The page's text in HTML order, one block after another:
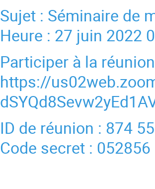
Sujet : Séminaire de
Heure : 27 juin 2022
Participer à la
https://
ID de réunion : 874
Code secret : 052856